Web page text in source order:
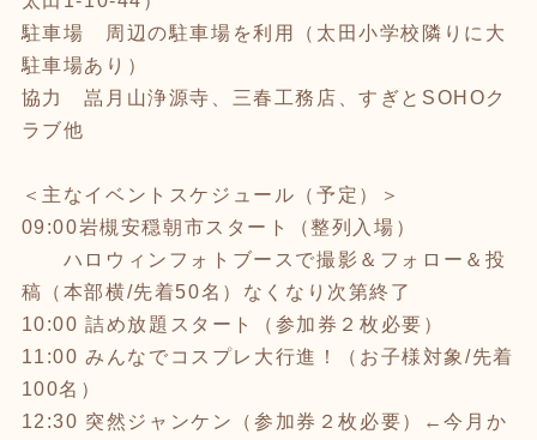
駐車場 周辺の駐車場を利用（太田小学校隣りに大
駐車場あり）
協力 嵓月山浄源寺、三春工務店、すぎとSOHOク
ラブ他
＜主なイベントスケジュール（予定）＞
09:00岩槻安穏朝市スタート（整列入場）
ハロウィンフォトブースで撮影＆フォロー＆投
稿（本部横/先着50名）なくなり次第終了
10:00 詰め放題スタート（参加券２枚必要）
11:00 みんなでコスプレ大行進！（お子様対象/先着
100名）
12:30 突然ジャンケン（参加券２枚必要）←今月か